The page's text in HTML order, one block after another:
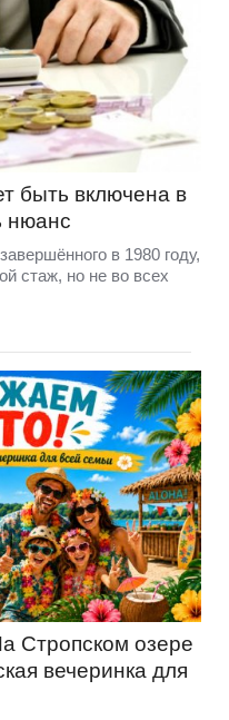
быть включена в
нюанс
в 1980 году,
стаж, но не во всех
Стропском озере
вечеринка для